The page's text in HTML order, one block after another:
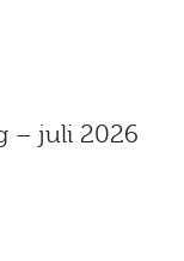
– juli 2026